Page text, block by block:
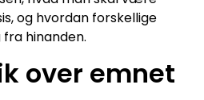
og hvordan forskellige
hinanden.
over emnet